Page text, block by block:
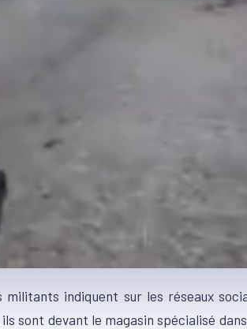
militants indiquent sur les réseaux
sont devant le magasin spécialisé